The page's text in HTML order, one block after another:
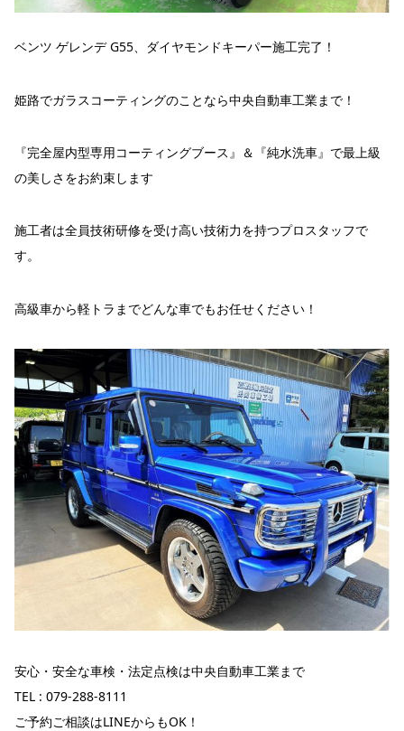
ベンツ ゲレンデ G55、ダイヤモンドキーパー施工完了！
姫路でガラスコーティングのことなら中央自動車工業まで！
『完全屋内型専用コーティングブース』＆『純水洗車』で最上級
の美しさをお約束します
施工者は全員技術研修を受け高い技術力を持つプロスタッフで
す。
高級車から軽トラまでどんな車でもお任せください！
安心・安全な車検・法定点検は中央自動車工業まで
TEL : 079-288-8111
ご予約ご相談はLINEからもOK！